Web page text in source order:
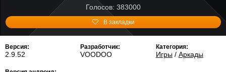
Голосов: 383000
В закладки
Версия:
2.9.52
Разработчик:
VOODOO
Категория:
Игры/ Аркады